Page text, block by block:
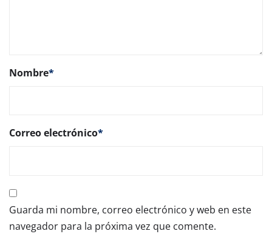
Nombre*
Correo electrónico*
Guarda mi nombre, correo electrónico y web en este
navegador para la próxima vez que comente.